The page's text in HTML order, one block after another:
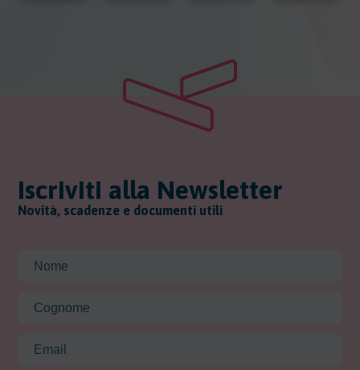
Iscriviti alla Newsletter
Novità, scadenze e documenti utili